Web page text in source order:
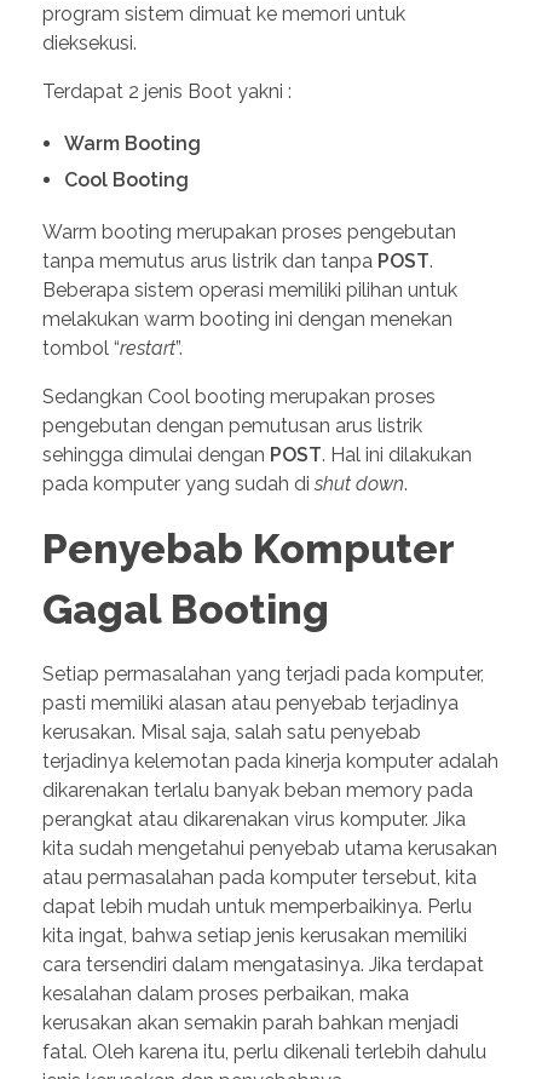
program sistem dimuat ke memori untuk
dieksekusi.
Terdapat 2 jenis Boot yakni :
Warm Booting
Cool Booting
Warm booting merupakan proses pengebutan
tanpa memutus arus listrik dan tanpa POST.
Beberapa sistem operasi memiliki pilihan untuk
melakukan warm booting ini dengan menekan
tombol “restart”.
Sedangkan Cool booting merupakan proses
pengebutan dengan pemutusan arus listrik
sehingga dimulai dengan POST. Hal ini dilakukan
pada komputer yang sudah di shut down.
Penyebab Komputer
Gagal Booting
Setiap permasalahan yang terjadi pada komputer,
pasti memiliki alasan atau penyebab terjadinya
kerusakan. Misal saja, salah satu penyebab
terjadinya kelemotan pada kinerja komputer adalah
dikarenakan terlalu banyak beban memory pada
perangkat atau dikarenakan virus komputer. Jika
kita sudah mengetahui penyebab utama kerusakan
atau permasalahan pada komputer tersebut, kita
dapat lebih mudah untuk memperbaikinya. Perlu
kita ingat, bahwa setiap jenis kerusakan memiliki
cara tersendiri dalam mengatasinya. Jika terdapat
kesalahan dalam proses perbaikan, maka
kerusakan akan semakin parah bahkan menjadi
fatal. Oleh karena itu, perlu dikenali terlebih dahulu